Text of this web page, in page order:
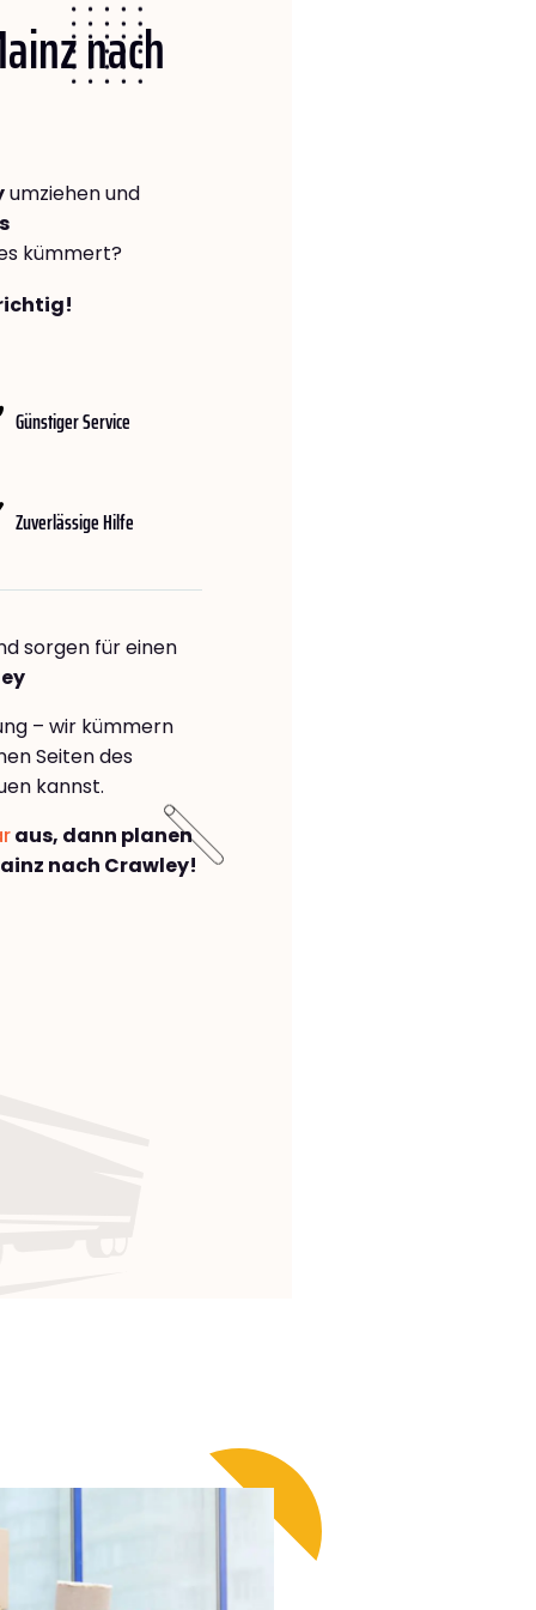
nach
umziehen und
kümmert?
Günstiger Service
Zuverlässige Hilfe
sorgen für einen
– wir kümmern
Seiten des
kannst.
aus, dann planen
nach Crawley!